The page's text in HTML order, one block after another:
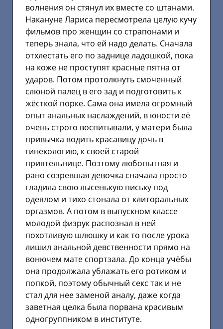
волнения он стянул их вместе со штанами.
Накануне Лариса пересмотрела целую кучу
фильмов про женщин со страпонами и
теперь знала, что ей надо делать. Сначала
отхлестать его по заднице ладошкой, пока
на коже не проступят красные пятна от
ударов. Потом протолкнуть смоченный
слюной палец в его зад и подготовить к
жёсткой порке. Сама она имела огромный
опыт анальных наслаждений, в юности её
очень строго воспитывали, у матери была
привычка водить красавицу дочь в
гинекологию, к своей старой
приятельнице. Поэтому любопытная и
рано созревшая девочка сначала просто
гладила свою лысенькую письку под
одеялом и тихо стонала от клиторальных
оргазмов. А потом в выпускном классе
молодой физрук распознал в ней
похотливую шлюшку и как то после урока
лишил анальной девственности прямо на
вонючем мате спортзала. До конца учёбы
она продолжала ублажать его ротиком и
попкой, поэтому обычный секс так и не
стал для нее заменой аналу, даже когда
заветная целка была порвана красивым
одногруппником в институте.